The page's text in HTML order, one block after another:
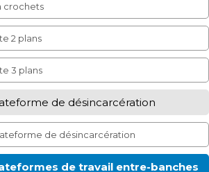
crochets
2 plans
3 plans
de désincarcération
de désincarcération
de travail entre-banches